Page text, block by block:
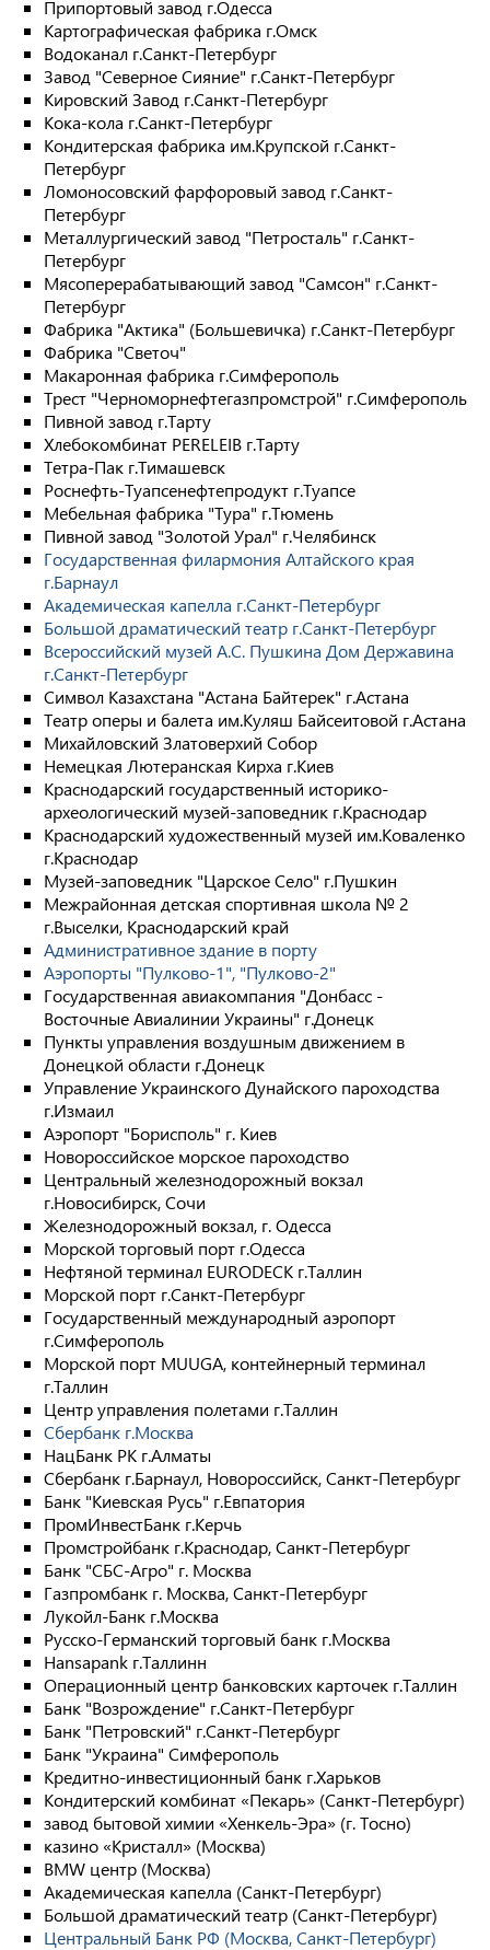
Припортовый завод г.Одесса
Картографическая фабрика г.Омск
Водоканал г.Санкт-Петербург
Завод "Северное Сияние" г.Санкт-Петербург
Кировский Завод г.Санкт-Петербург
Кока-кола г.Санкт-Петербург
Кондитерская фабрика им.Крупской г.Санкт-
Петербург
Ломоносовский фарфоровый завод г.Санкт-
Петербург
Металлургический завод "Петросталь" г.Санкт-
Петербург
Мясоперерабатывающий завод "Самсон" г.Санкт-
Петербург
Фабрика "Актика" (Большевичка) г.Санкт-Петербург
Фабрика "Светоч"
Макаронная фабрика г.Симферополь
Трест "Черноморнефтегазпромстрой" г.Симферополь
Пивной завод г.Тарту
Хлебокомбинат PERELEIB г.Тарту
Тетра-Пак г.Тимашевск
Роснефть-Туапсенефтепродукт г.Туапсе
Мебельная фабрика "Тура" г.Тюмень
Пивной завод "Золотой Урал" г.Челябинск
Государственная филармония Алтайского края
г.Барнаул
Академическая капелла г.Санкт-Петербург
Большой драматический театр г.Санкт-Петербург
Всероссийский музей А.С. Пушкина Дом Державина
г.Санкт-Петербург
Символ Казахстана "Астана Байтерек" г.Астана
Театр оперы и балета им.Куляш Байсеитовой г.Астана
Михайловский Златоверхий Собор
Немецкая Лютеранская Кирха г.Киев
Краснодарский государственный историко-
археологический музей-заповедник г.Краснодар
Краснодарский художественный музей им.Коваленко
г.Краснодар
Музей-заповедник "Царское Село" г.Пушкин
Межрайонная детская спортивная школа № 2
г.Выселки, Краснодарский край
Административное здание в порту
Аэропорты "Пулково-1", "Пулково-2"
Государственная авиакомпания "Донбасс -
Восточные Авиалинии Украины" г.Донецк
Пункты управления воздушным движением в
Донецкой области г.Донецк
Управление Украинского Дунайского пароходства
г.Измаил
Аэропорт "Борисполь" г. Киев
Новороссийское морское пароходство
Центральный железнодорожный вокзал
г.Новосибирск, Сочи
Железнодорожный вокзал, г. Одесса
Морской торговый порт г.Одесса
Нефтяной терминал EURODECK г.Таллин
Морской порт г.Санкт-Петербург
Государственный международный аэропорт
г.Симферополь
Морской порт MUUGA, контейнерный терминал
г.Таллин
Центр управления полетами г.Таллин
Сбербанк г.Москва
НацБанк РК г.Алматы
Сбербанк г.Барнаул, Новороссийск, Санкт-Петербург
Банк "Киевская Русь" г.Евпатория
ПромИнвестБанк г.Керчь
Промстройбанк г.Краснодар, Санкт-Петербург
Банк "СБС-Агро" г. Москва
Газпромбанк г. Москва, Санкт-Петербург
Лукойл-Банк г.Москва
Русско-Германский торговый банк г.Москва
Hansapank г.Таллинн
Операционный центр банковских карточек г.Таллин
Банк "Возрождение" г.Санкт-Петербург
Банк "Петровский" г.Санкт-Петербург
Банк "Украина" Симферополь
Кредитно-инвестиционный банк г.Харьков
Кондитерский комбинат «Пекарь» (Санкт-Петербург)
завод бытовой химии «Хенкель-Эра» (г. Тосно)
казино «Кристалл» (Москва)
BMW центр (Москва)
Академическая капелла (Санкт-Петербург)
Большой драматический театр (Санкт-Петербург)
Центральный Банк РФ (Москва, Санкт-Петербург)